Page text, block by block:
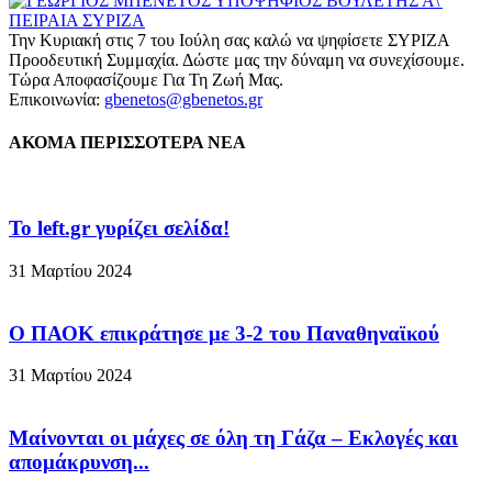
Την Κυριακή στις 7 του Ιούλη σας καλώ να ψηφίσετε ΣΥΡΙΖΑ
Προοδευτική Συμμαχία. Δώστε μας την δύναμη να συνεχίσουμε.
Τώρα Αποφασίζουμε Για Τη Ζωή Μας.
Επικοινωνία: gbenetos@gbenetos.gr
ΑΚΟΜΑ ΠΕΡΙΣΣΟΤΕΡΑ ΝΕΑ
To left.gr γυρίζει σελίδα!
31 Μαρτίου 2024
Ο ΠΑΟΚ επικράτησε με 3-2 του Παναθηναϊκού
31 Μαρτίου 2024
Μαίνονται οι μάχες σε όλη τη Γάζα – Eκλογές και
απομάκρυνση...